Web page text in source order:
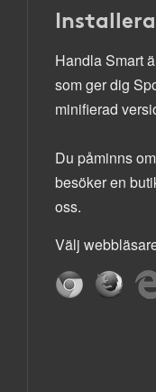
Handla Smart
som ger dig
minifierad
Du påminns
besöker en
oss.
Välj